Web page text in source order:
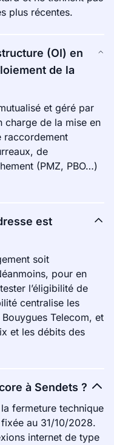
plus récentes.
(OI) en
de la
et géré par
charge de la mise en
raccordement
de
(PMZ, PBO…)
est
soit
pour en
l’éligibilité de
centralise les
Bouygues Telecom, et
et les débits des
à Sendets ?
fermeture technique
au 31/10/2028.
internet de type